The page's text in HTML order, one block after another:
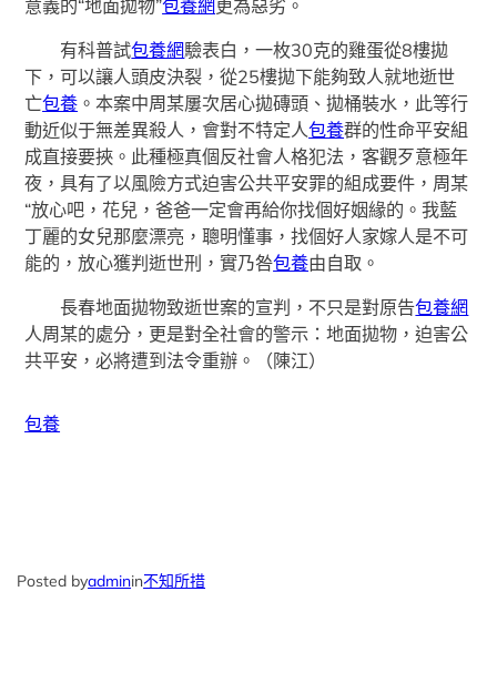
意義的“地面拋物”包養網更為惡劣。
有科普試包養網驗表白，一枚30克的雞蛋從8樓拋
下，可以讓人頭皮決裂，從25樓拋下能夠致人就地逝世
亡包養 。本案中周某屢次居心拋磚頭、拋桶裝水，此等行
動近似于無差異殺人，會對不特定人包養群的性命平安組
成直接要挾。此種極真個反社會人格犯法，客觀歹意極年
夜，具有了以風險方式迫害公共平安罪的組成要件，周某
“放心吧，花兒，爸爸一定會再給你找個好姻緣的。我藍
丁麗的女兒那麼漂亮，聰明懂事，找個好人家嫁人是不可
能的，放心獲判逝世刑，實乃咎包養由自取。
長春地面拋物致逝世案的宣判，不只是對原告包養網
人周某的處分，更是對全社會的警示：地面拋物，迫害公
共平安，必將遭到法令重辦。（陳江）
包養
Posted byadminin不知所措